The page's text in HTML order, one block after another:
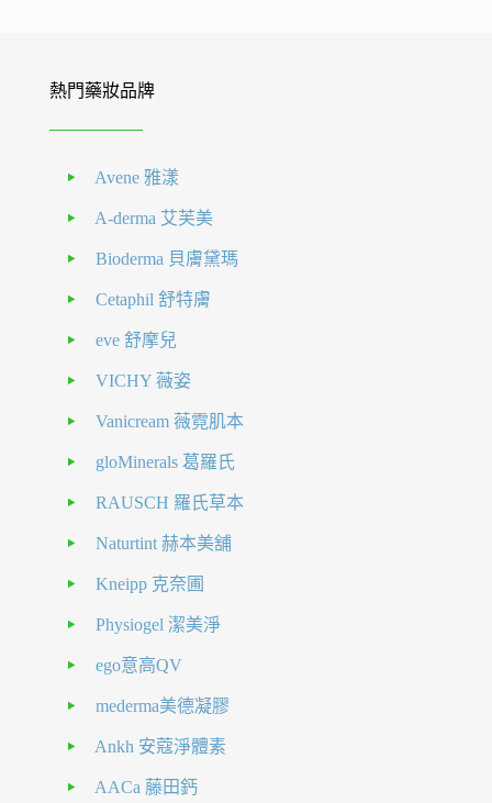
熱門藥妝品牌
Avene 雅漾
A-derma 艾芙美
Bioderma 貝膚黛瑪
Cetaphil 舒特膚
eve 舒摩兒
VICHY 薇姿
Vanicream 薇霓肌本
gloMinerals 葛羅氏
RAUSCH 羅氏草本
Naturtint 赫本美舖
Kneipp 克奈圃
Physiogel 潔美淨
ego意高QV
mederma美德凝膠
Ankh 安蔻淨體素
AACa 藤田鈣